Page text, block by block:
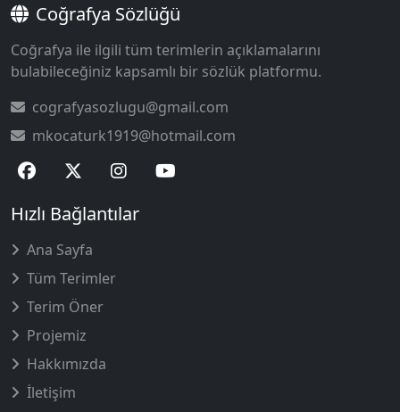
Coğrafya Sözlüğü
Coğrafya ile ilgili tüm terimlerin açıklamalarını
bulabileceğiniz kapsamlı bir sözlük platformu.
cografyasozlugu@gmail.com
mkocaturk1919@hotmail.com
Hızlı Bağlantılar
Ana Sayfa
Tüm Terimler
Terim Öner
Projemiz
Hakkımızda
İletişim